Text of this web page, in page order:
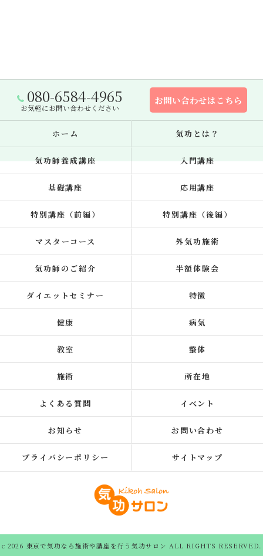
080-6584-4965
お気軽にお問い合わせください
お問い合わせはこちら
ホーム 気功とは？
気功師養成講座 入門講座
基礎講座 応用講座
特別講座（前編） 特別講座（後編）
マスターコース 外気功施術
気功師のご紹介 半額体験会
ダイエットセミナー 特徴
健康 病気
教室 整体
施術 所在地
よくある質問 イベント
お知らせ お問い合わせ
プライバシーポリシー サイトマップ
c 2026 東京で気功なら施術や講座を行う気功サロン ALL RIGHTS RESERVED.